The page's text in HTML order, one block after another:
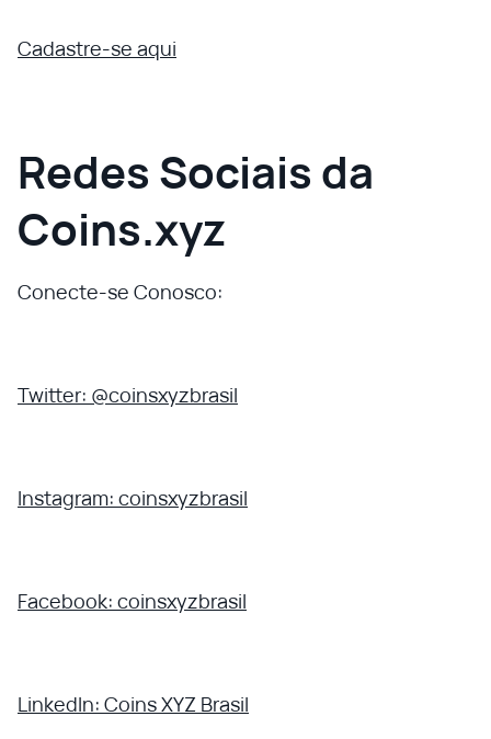
Cadastre-se aqui
Redes Sociais da
Coins.xyz
Conecte-se Conosco:
Twitter: @coinsxyzbrasil
Instagram: coinsxyzbrasil
Facebook: coinsxyzbrasil
LinkedIn: Coins XYZ Brasil